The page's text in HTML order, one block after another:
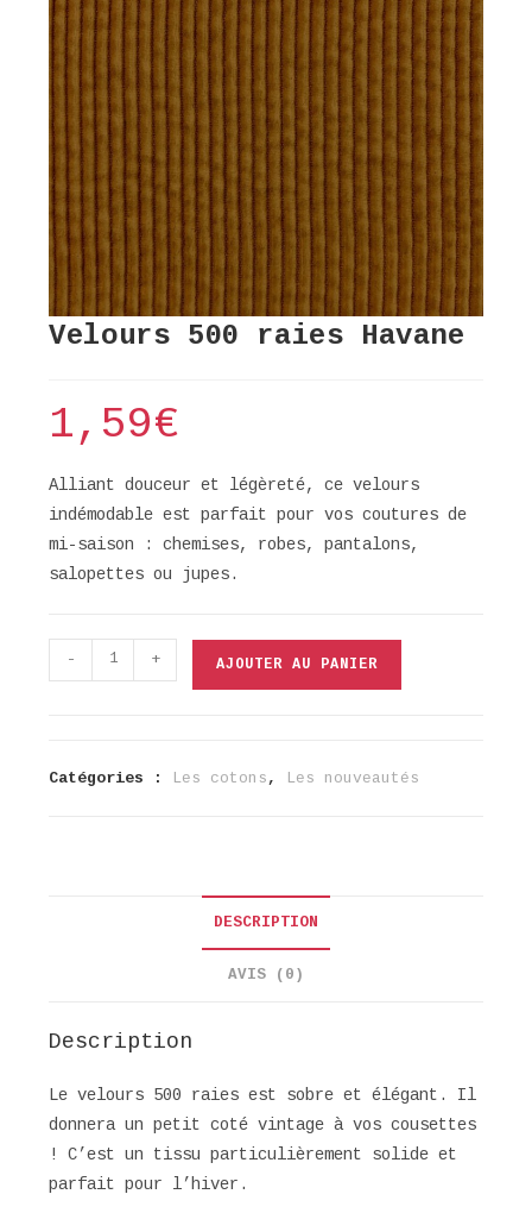
Velours 500 raies Havane
1,59€
Alliant douceur et légèreté, ce velours
indémodable est parfait pour vos coutures de
mi-saison : chemises, robes, pantalons,
salopettes ou jupes.
quantité
de
raies
- + AJOUTER AU PANIER
Catégories : Les cotons , Les nouveautés
DESCRIPTION
AVIS (0)
Description
Le velours 500 raies est sobre et élégant. Il
donnera un petit coté vintage à vos cousettes
! C’est un tissu particulièrement solide et
parfait pour l’hiver.